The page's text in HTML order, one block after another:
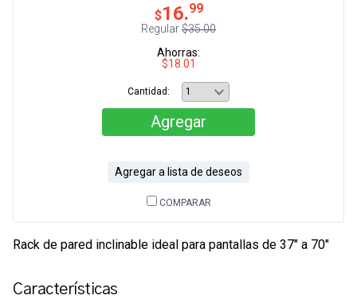
$16.99
Regular$35.00
Ahorras:
$18.01
Cantidad:
Agregar
Agregar a lista de deseos
COMPARAR
Rack de pared inclinable ideal para pantallas de 37" a 70"
Características